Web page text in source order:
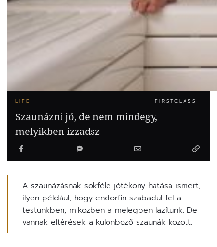
LIFE FIRSTCLASS
Szaunázni jó, de nem mindegy,
melyikben izzadsz
A szaunázásnak sokféle jótékony hatása ismert,
ilyen például, hogy endorfin szabadul fel a
testünkben, miközben a melegben lazítunk. De
vannak eltérések a különböző szaunák között.